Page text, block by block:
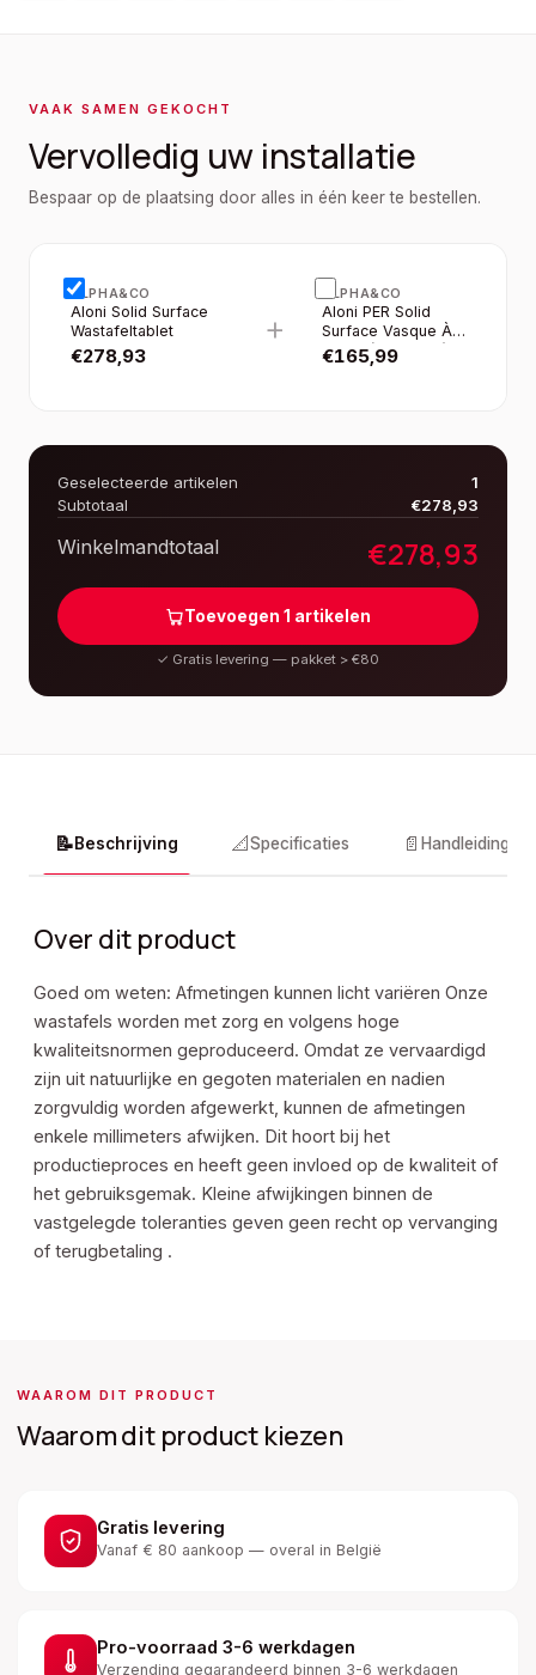
VAAK SAMEN GEKOCHT
Vervolledig uw installatie
Bespaar op de plaatsing door alles in één keer te bestellen.
ALPHA&CO
Aloni Solid Surface
Wastafeltablet
€278,93
+
ALPHA&CO
Aloni PER Solid
Surface Vasque À
Poser (42×14CM) -
Blanc Mat
€165,99
Geselecteerde artikelen
1
Subtotaal
€278,93
Winkelmandtotaal €278,93
Toevoegen 1 artikelen
✓ Gratis levering — pakket > €80
📝Beschrijving 📐Specificaties 📄 Handleidingen
Over dit product
Goed om weten: Afmetingen kunnen licht variëren Onze
wastafels worden met zorg en volgens hoge
kwaliteitsnormen geproduceerd. Omdat ze vervaardigd
zijn uit natuurlijke en gegoten materialen en nadien
zorgvuldig worden afgewerkt, kunnen de afmetingen
enkele millimeters afwijken. Dit hoort bij het
productieproces en heeft geen invloed op de kwaliteit of
het gebruiksgemak. Kleine afwijkingen binnen de
vastgelegde toleranties geven geen recht op vervanging
of terugbetaling .
WAAROM DIT PRODUCT
Waarom dit product kiezen
Gratis levering
Vanaf € 80 aankoop — overal in België
Pro-voorraad 3-6 werkdagen
Verzending gegarandeerd binnen 3-6 werkdagen